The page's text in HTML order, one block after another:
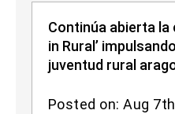
Continúa abierta la
in Rural’
juventud rural
Posted on: Aug